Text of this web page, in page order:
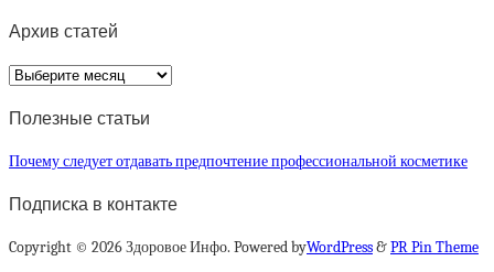
Архив статей
Архив
статей
Полезные статьи
Почему следует отдавать предпочтение профессиональной косметике
Подписка в контакте
Copyright © 2026 Здоровое Инфо. Powered byWordPress&PR Pin Theme